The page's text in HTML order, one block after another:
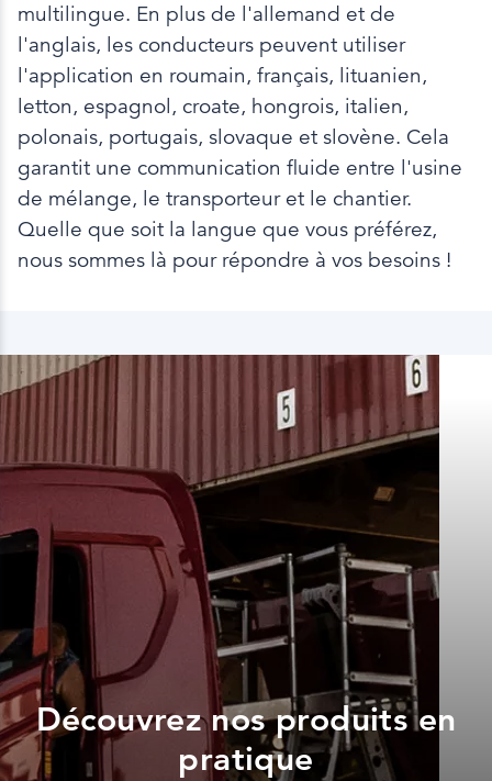
multilingue. En plus de l'allemand et de
l'anglais, les conducteurs peuvent utiliser
l'application en roumain, français, lituanien,
letton, espagnol, croate, hongrois, italien,
polonais, portugais, slovaque et slovène. Cela
garantit une communication fluide entre l'usine
de mélange, le transporteur et le chantier.
Quelle que soit la langue que vous préférez,
nous sommes là pour répondre à vos besoins !
Découvrez nos produits en
pratique